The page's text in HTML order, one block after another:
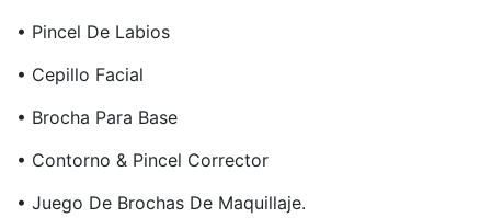
• Pincel De Labios
• Cepillo Facial
• Brocha Para Base
• Contorno & Pincel Corrector
• Juego De Brochas De Maquillaje.